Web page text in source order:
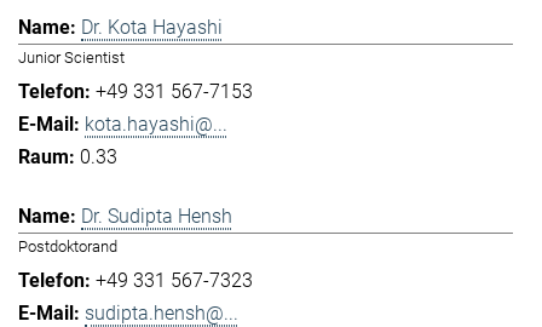
Dr. Kota Hayashi
Junior Scientist
+49 331 567-7153
kota.hayashi@...
0.33
Dr. Sudipta Hensh
Postdoktorand
+49 331 567-7323
sudipta.hensh@...